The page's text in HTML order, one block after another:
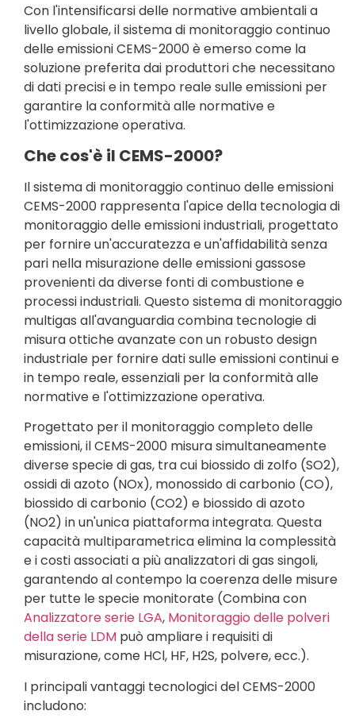
Con l'intensificarsi delle normative ambientali a
livello globale, il sistema di monitoraggio continuo
delle emissioni CEMS-2000 è emerso come la
soluzione preferita dai produttori che necessitano
di dati precisi e in tempo reale sulle emissioni per
garantire la conformità alle normative e
l'ottimizzazione operativa.
Che cos'è il CEMS-2000?
Il sistema di monitoraggio continuo delle emissioni
CEMS-2000 rappresenta l'apice della tecnologia di
monitoraggio delle emissioni industriali, progettato
per fornire un'accuratezza e un'affidabilità senza
pari nella misurazione delle emissioni gassose
provenienti da diverse fonti di combustione e
processi industriali. Questo sistema di monitoraggio
multigas all'avanguardia combina tecnologie di
misura ottiche avanzate con un robusto design
industriale per fornire dati sulle emissioni continui e
in tempo reale, essenziali per la conformità alle
normative e l'ottimizzazione operativa.
Progettato per il monitoraggio completo delle
emissioni, il CEMS-2000 misura simultaneamente
diverse specie di gas, tra cui biossido di zolfo (SO2),
ossidi di azoto (NOx), monossido di carbonio (CO),
biossido di carbonio (CO2) e biossido di azoto
(NO2) in un'unica piattaforma integrata. Questa
capacità multiparametrica elimina la complessità
e i costi associati a più analizzatori di gas singoli,
garantendo al contempo la coerenza delle misure
per tutte le specie monitorate (Combina con
Analizzatore serie LGA, Monitoraggio delle polveri
della serie LDM può ampliare i requisiti di
misurazione, come HCl, HF, H2S, polvere, ecc.).
I principali vantaggi tecnologici del CEMS-2000
includono: